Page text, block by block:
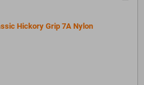
Hickory Grip 7A Nylon